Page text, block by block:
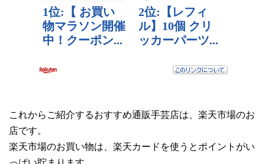
これからご紹介するおすすめ通販手芸店は、楽天市場のお
店です。
楽天市場のお買い物は、楽天カードを使うとポイントがい